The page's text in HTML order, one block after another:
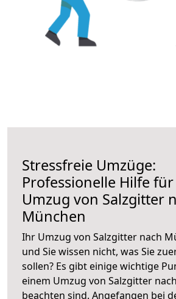
Stressfreie Umzüge:
Professionelle Hilfe
Umzug von Salzgitter
München
Ihr Umzug von Salzgitter nach
und Sie wissen nicht, was Sie
sollen? Es gibt einige wichtige
einem Umzug von Salzgitter
beachten sind. Angefangen bei